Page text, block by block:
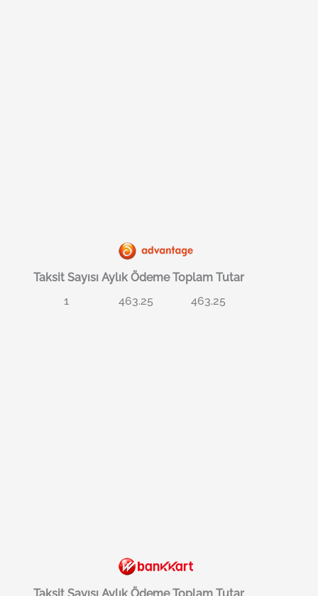
Taksit Sayısı Aylık Ödeme Toplam Tutar
1
463.25 463.25